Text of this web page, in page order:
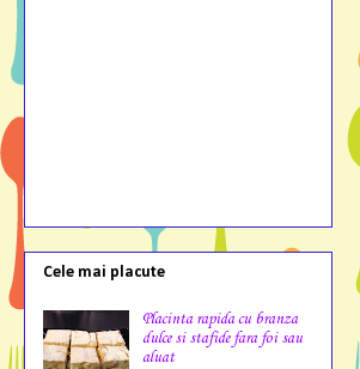
Cele mai placute
Placinta rapida cu branza
dulce si stafide fara foi sau
aluat